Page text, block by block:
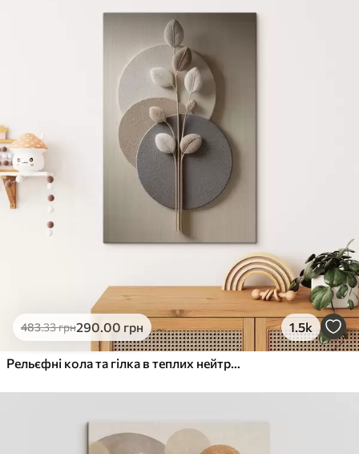
Яскраві, насичені кольори
Стійкість до вицвітання
Безпечне чорнило без запаху
Поверхня з текстурою полотна
Екологічний матеріал
Преміум
Від363
Яскраві, насичені кольори
Стійкість до вицвітання
Безпечне чорнило без запаху
Поверхня з текстурою полотна
Еко-Преміум
.00грн
✓Яскраві, насичені кольори
Поверхня з текстурою полотна
Екологічний матеріал
483.33грн290.00 грн 1.5k
Рельєфні кола та гілка в теплих нейтральних тонах